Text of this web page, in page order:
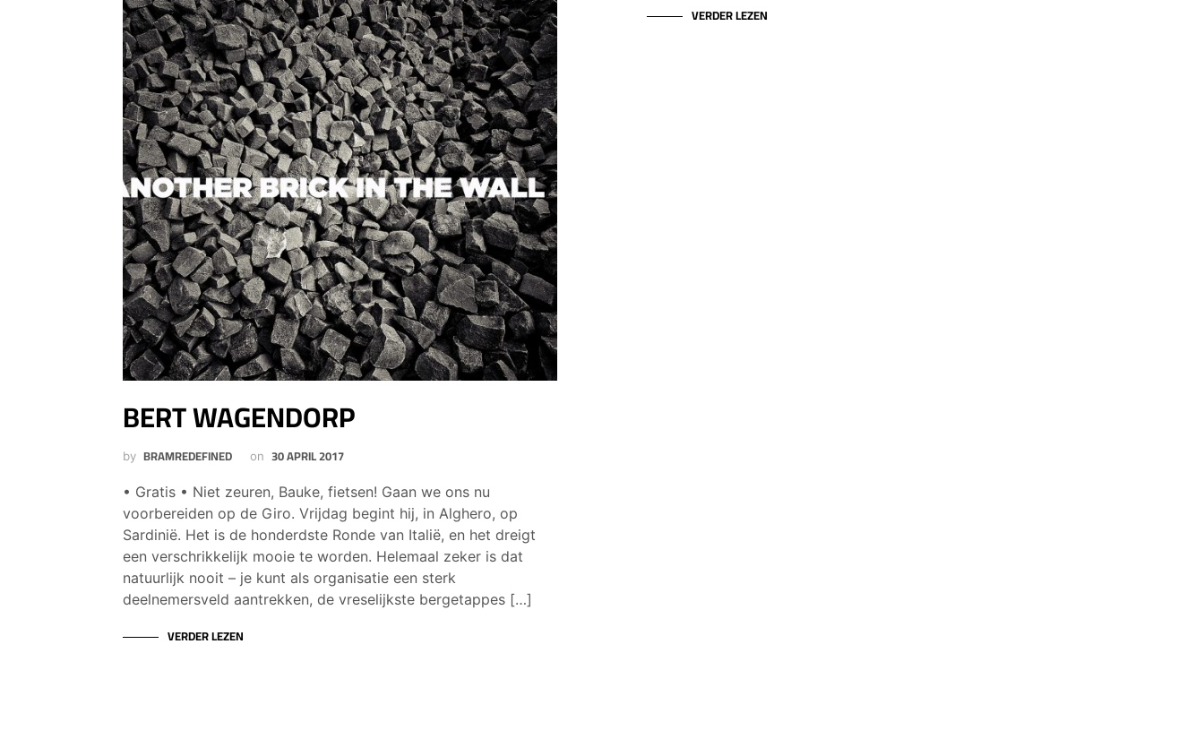
BERT WAGENDORP
by BRAMREDEFINED on 30 APRIL 2017
• Gratis • Niet zeuren, Bauke, fietsen! Gaan we ons nu
voorbereiden op de Giro. Vrijdag begint hij, in Alghero, op
Sardinië. Het is de honderdste Ronde van Italië, en het dreigt
een verschrikkelijk mooie te worden. Helemaal zeker is dat
natuurlijk nooit – je kunt als organisatie een sterk
deelnemersveld aantrekken, de vreselijkste bergetappes […]
VERDER LEZEN
VERDER LEZEN